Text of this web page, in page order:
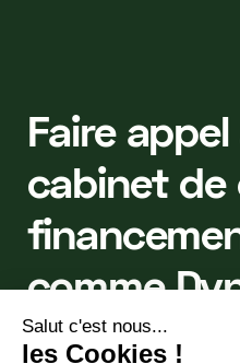
Faire
cabinet de
comme
: